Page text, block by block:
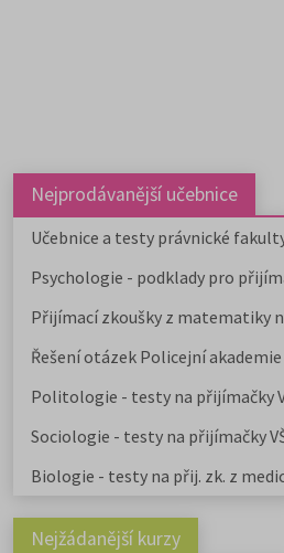
Nejprodávanější učebnice
Učebnice a testy právnické
Psychologie - podklady pro
Přijímací zkoušky z matematiky
Řešení otázek Policejní akademie
Politologie - testy na přijímačky
Sociologie - testy na přijímačky
Biologie - testy na přij. zk. z
Nejžádanější kurzy